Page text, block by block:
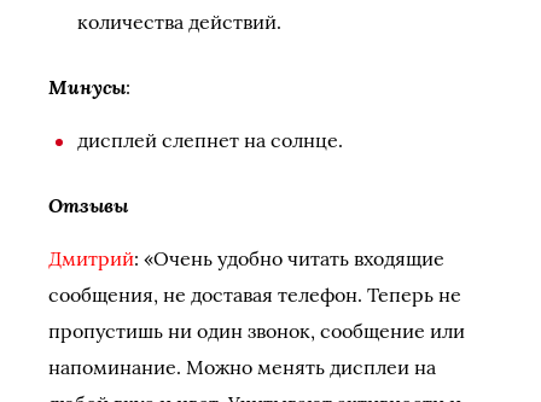
количества действий.
Минусы:
дисплей слепнет на солнце.
Отзывы
Дмитрий: «Очень удобно читать входящие
сообщения, не доставая телефон. Теперь не
пропустишь ни один звонок, сообщение или
напоминание. Можно менять дисплеи на